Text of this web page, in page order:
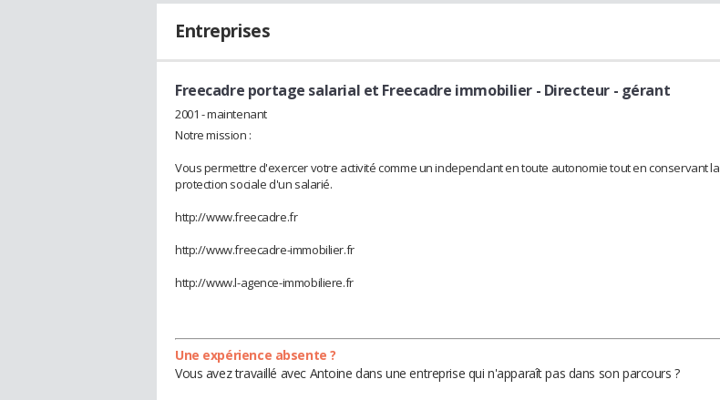
Entreprises
Freecadre portage salarial et Freecadre immobilier - Directeur - gérant
2001 - maintenant
Notre mission :
Vous permettre d'exercer votre activité comme un independant en toute autonomie tout en conservant la
protection sociale d'un salarié.
http://www.freecadre.fr
http://www.freecadre-immobilier.fr
http://www.l-agence-immobiliere.fr
Une expérience absente ?
Vous avez travaillé avec Antoine dans une entreprise qui n'apparaît pas dans son parcours ?